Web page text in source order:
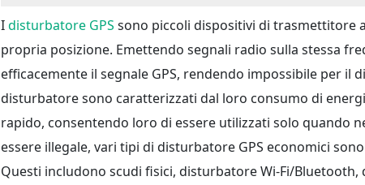
Idisturbatore GPS sono piccoli dispositivi di trasmettitore
propria posizione. Emettendo segnali radio sulla stessa
efficacemente il segnale GPS, rendendo impossibile per il
disturbatore sono caratterizzati dal loro consumo di
rapido, consentendo loro di essere utilizzati solo quando
essere illegale, vari tipi di disturbatore GPS economici
Questi includono scudi fisici, disturbatore Wi-Fi/